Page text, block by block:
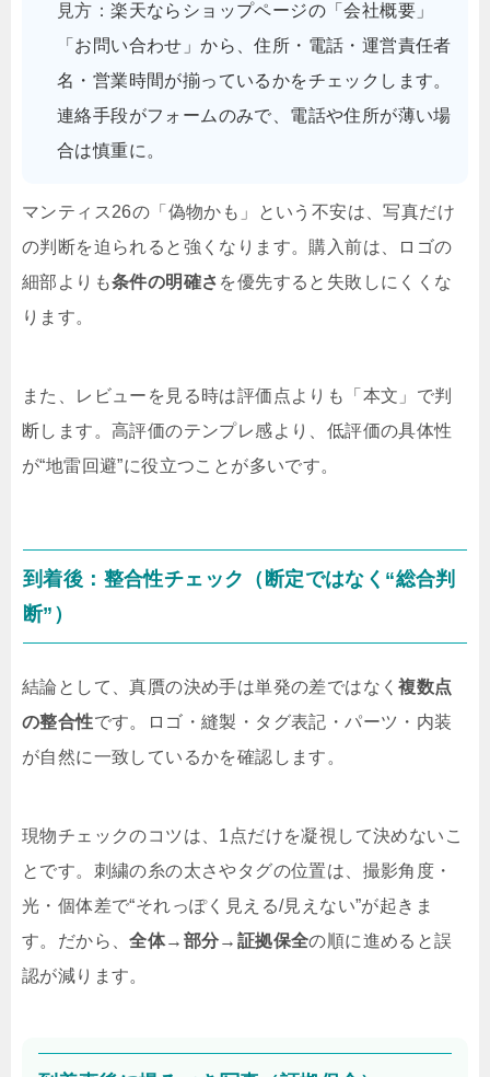
見方：楽天ならショップページの「会社概要」
「お問い合わせ」から、住所・電話・運営責任者
名・営業時間が揃っているかをチェックします。
連絡手段がフォームのみで、電話や住所が薄い場
合は慎重に。
マンティス26の「偽物かも」という不安は、写真だけ
の判断を迫られると強くなります。購入前は、ロゴの
細部よりも条件の明確さ を優先すると失敗しにくくな
ります。
また、レビューを見る時は評価点よりも「本文」で判
断します。高評価のテンプレ感より、低評価の具体性
が“地雷回避”に役立つことが多いです。
到着後：整合性チェック（断定ではなく“総合判
断”）
結論として、真贋の決め手は単発の差ではなく複数点
の整合性です。ロゴ・縫製・タグ表記・パーツ・内装
が自然に一致しているかを確認します。
現物チェックのコツは、1点だけを凝視して決めないこ
とです。刺繍の糸の太さやタグの位置は、撮影角度・
光・個体差で“それっぽく見える/見えない”が起きま
す。だから、全体→部分→証拠保全の順に進めると誤
認が減ります。